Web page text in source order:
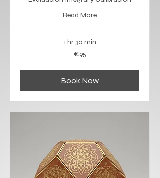
Read More
1 hr 30 min
€95
Book Now